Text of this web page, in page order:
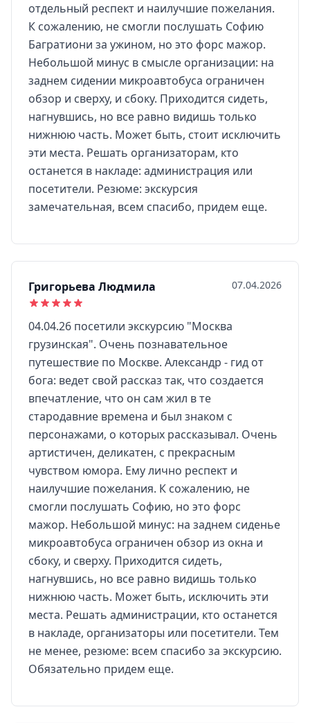
отдельный респект и наилучшие пожелания.
К сожалению, не смогли послушать Софию
Багратиони за ужином, но это форс мажор.
Небольшой минус в смысле организации: на
заднем сидении микроавтобуса ограничен
обзор и сверху, и сбоку. Приходится сидеть,
нагнувшись, но все равно видишь только
нижнюю часть. Может быть, стоит исключить
эти места. Решать организаторам, кто
останется в накладе: администрация или
посетители. Резюме: экскурсия
замечательная, всем спасибо, придем еще.
Григорьева Людмила 07.04.2026
04.04.26 посетили экскурсию "Москва
грузинская". Очень познавательное
путешествие по Москве. Александр - гид от
бога: ведет свой рассказ так, что создается
впечатление, что он сам жил в те
стародавние времена и был знаком с
персонажами, о которых рассказывал. Очень
артистичен, деликатен, с прекрасным
чувством юмора. Ему лично респект и
наилучшие пожелания. К сожалению, не
смогли послушать Софию, но это форс
мажор. Небольшой минус: на заднем сиденье
микроавтобуса ограничен обзор из окна и
сбоку, и сверху. Приходится сидеть,
нагнувшись, но все равно видишь только
нижнюю часть. Может быть, исключить эти
места. Решать администрации, кто останется
в накладе, организаторы или посетители. Тем
не менее, резюме: всем спасибо за экскурсию.
Обязательно придем еще.